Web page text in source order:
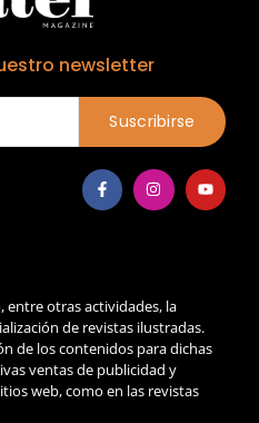
newsletter
Suscribirse
entre otras actividades, la
de revistas ilustradas.
de los contenidos para dichas
ventas de publicidad y
web, como en las revistas